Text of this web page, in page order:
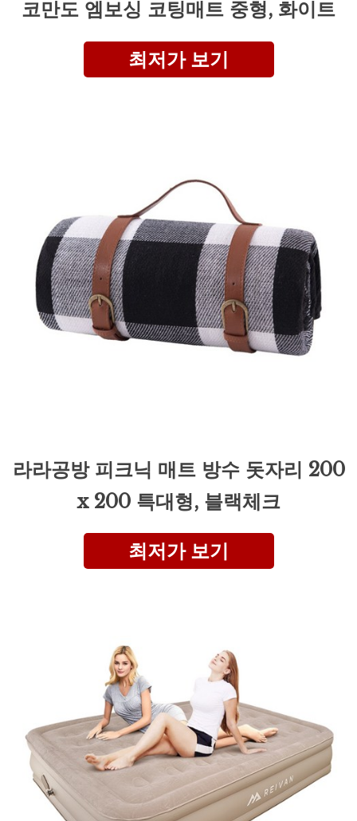
코만도 엠보싱 코팅매트 중형, 화이트
최저가 보기
라라공방 피크닉 매트 방수 돗자리 200
x 200 특대형, 블랙체크
최저가 보기